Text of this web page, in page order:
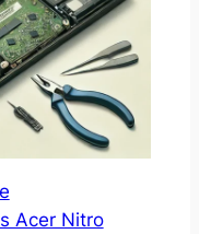
Acer Nitro